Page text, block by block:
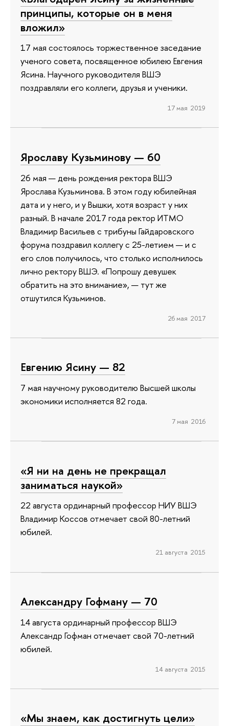
принципы, которые он в меня
вложил»
17 мая состоялось торжественное заседание
ученого совета, посвященное юбилею Евгения
Ясина. Научного руководителя ВШЭ
поздравляли его коллеги, друзья и ученики.
17 мая 2019
Ярославу Кузьминову — 60
26 мая — день рождения ректора ВШЭ
Ярослава Кузьминова. В этом году юбилейная
дата и у него, и у Вышки, хотя возраст у них
разный. В начале 2017 года ректор ИТМО
Владимир Васильев с трибуны Гайдаровского
форума поздравил коллегу с 25-летием — и с
его слов получилось, что столько исполнилось
лично ректору ВШЭ. «Попрошу девушек
обратить на это внимание», — тут же
отшутился Кузьминов.
26 мая 2017
Евгению Ясину — 82
7 мая научному руководителю Высшей школы
экономики исполняется 82 года.
7 мая 2016
«Я ни на день не прекращал
заниматься наукой»
22 августа ординарный профессор НИУ ВШЭ
Владимир Коссов отмечает свой 80-летний
юбилей.
21 августа 2015
Александру Гофману — 70
14 августа ординарный профессор ВШЭ
Александр Гофман отмечает свой 70-летний
юбилей.
14 августа 2015
«Мы знаем, как достигнуть цели»